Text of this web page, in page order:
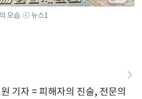
모습. ⓒ 뉴스1
기자 = 피해자의 진술, 전문의